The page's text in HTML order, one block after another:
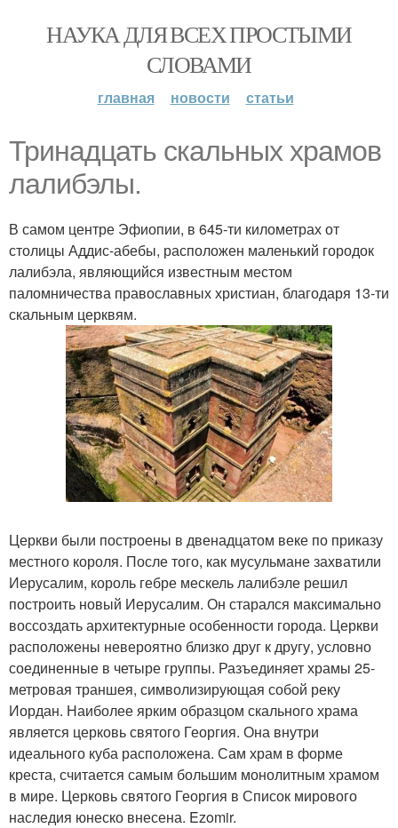
НАУКА ДЛЯ ВСЕХ ПРОСТЫМИ
СЛОВАМИ
главная новости статьи
Тринадцать скальных храмов
лалибэлы.
В самом центре Эфиопии, в 645-ти километрах от
столицы Аддис-абебы, расположен маленький городок
лалибэла, являющийся известным местом
паломничества православных христиан, благодаря 13-ти
скальным церквям.
Церкви были построены в двенадцатом веке по приказу
местного короля. После того, как мусульмане захватили
Иерусалим, король гебре мескель лалибэле решил
построить новый Иерусалим. Он старался максимально
воссоздать архитектурные особенности города. Церкви
расположены невероятно близко друг к другу, условно
соединенные в четыре группы. Разъединяет храмы 25-
метровая траншея, символизирующая собой реку
Иордан. Наиболее ярким образцом скального храма
является церковь святого Георгия. Она внутри
идеального куба расположена. Сам храм в форме
креста, считается самым большим монолитным храмом
в мире. Церковь святого Георгия в Список мирового
наследия юнеско внесена. Ezomir.